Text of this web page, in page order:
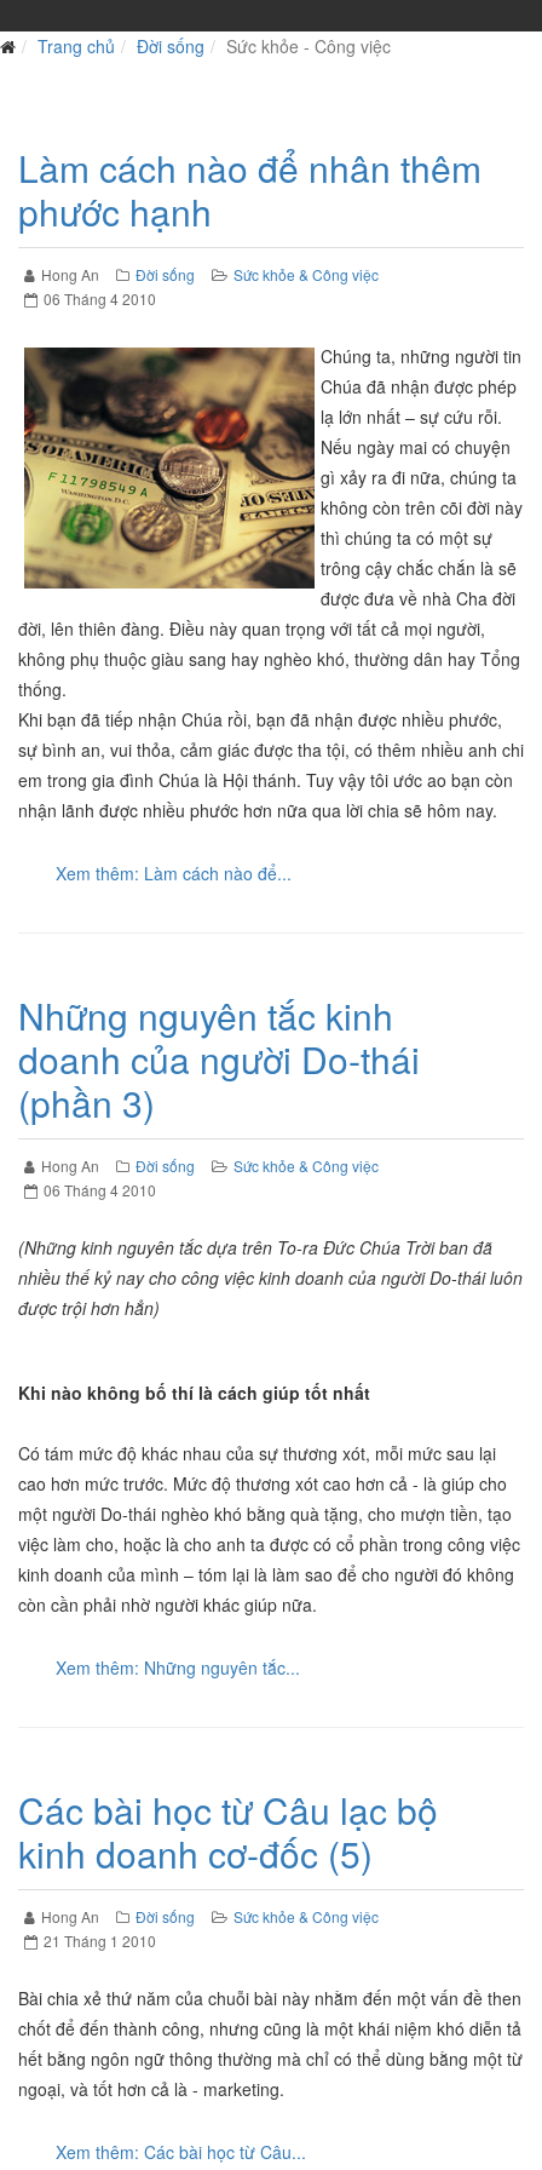
Trang chủ Đời sống Sức khỏe - Công việc
Làm cách nào để nhân thêm
phước hạnh
Hong An Đời sống
Sức khỏe & Công việc
06 Tháng 4 2010
Chúng ta, những người tin
Chúa đã nhận được phép
lạ lớn nhất – sự cứu rỗi.
Nếu ngày mai có chuyện
gì xảy ra đi nữa, chúng ta
không còn trên cõi đời này
thì chúng ta có một sự
trông cậy chắc chắn là sẽ
được đưa về nhà Cha đời
đời, lên thiên đàng. Điều này quan trọng với tất cả mọi người,
không phụ thuộc giàu sang hay nghèo khó, thường dân hay Tổng
thống.
Khi bạn đã tiếp nhận Chúa rồi, bạn đã nhận được nhiều phước,
sự bình an, vui thỏa, cảm giác được tha tội, có thêm nhiều anh chi
em trong gia đình Chúa là Hội thánh. Tuy vậy tôi ước ao bạn còn
nhận lãnh được nhiều phước hơn nữa qua lời chia sẽ hôm nay.
Xem thêm: Làm cách nào để...
Những nguyên tắc kinh
doanh của người Do-thái
(phần 3)
Hong An Đời sống
Sức khỏe & Công việc
06 Tháng 4 2010
(Những kinh nguyên tắc dựa trên To-ra Đức Chúa Trời ban đã
nhiều thế kỷ nay cho công việc kinh doanh của người Do-thái luôn
được trội hơn hẳn)
Khi nào không bố thí là cách giúp tốt nhất
Có tám mức độ khác nhau của sự thương xót, mỗi mức sau lại
cao hơn mức trước. Mức độ thương xót cao hơn cả - là giúp cho
một người Do-thái nghèo khó bằng quà tặng, cho mượn tiền, tạo
việc làm cho, hoặc là cho anh ta được có cổ phần trong công việc
kinh doanh của mình – tóm lại là làm sao để cho người đó không
còn cần phải nhờ người khác giúp nữa.
Xem thêm: Những nguyên tắc...
Các bài học từ Câu lạc bộ
kinh doanh cơ-đốc (5)
Hong An Đời sống
Sức khỏe & Công việc
21 Tháng 1 2010
Bài chia xẻ thứ năm của chuỗi bài này nhằm đến một vấn đề then
chốt để đến thành công, nhưng cũng là một khái niệm khó diễn tả
hết bằng ngôn ngữ thông thường mà chỉ có thể dùng bằng một từ
ngoại, và tốt hơn cả là - marketing.
Xem thêm: Các bài học từ Câu...